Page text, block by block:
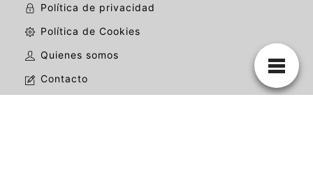
Política de privacidad
Política de Cookies
Quienes somos
Contacto